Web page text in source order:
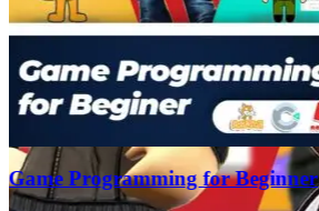
Game Programming for Beginner